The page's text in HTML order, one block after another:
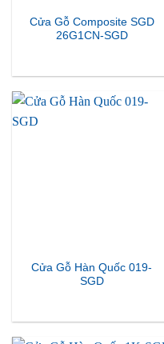
Cửa Gỗ Composite SGD
26G1CN-SGD
Cửa Gỗ Hàn Quốc 019-
SGD